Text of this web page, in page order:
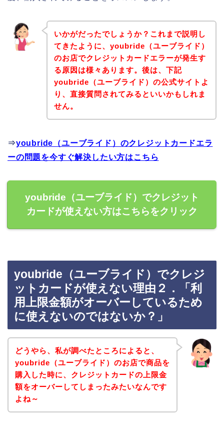
いかがだったでしょうか？これまで説明し
てきたように、youbride（ユーブライド）
のお店でクレジットカードエラーが発生す
る原因は様々あります。後は、下記
youbride（ユーブライド）の公式サイトよ
り、直接質問されてみるといいかもしれま
せん。
⇒youbride（ユーブライド）のクレジットカードエラ
ーの問題を今すぐ解決したい方はこちら
youbride（ユーブライド）でクレジット
カードが使えない方はこちらをクリック
youbride（ユーブライド）でクレジ
ットカードが使えない理由２．「利
用上限金額がオーバーしているため
に使えないのではないか？」
どうやら、私が調べたところによると、
youbride（ユーブライド）のお店で商品を
購入した時に、クレジットカードの上限金
額をオーバーしてしまったみたいなんです
よね～